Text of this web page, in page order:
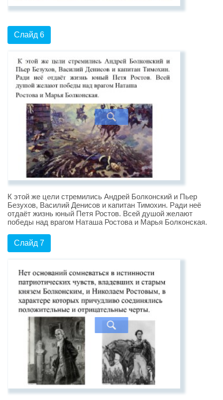
Слайд 6
К этой же цели стремились Андрей Болконский и Пьер
Безухов, Василий Денисов и капитан Тимохин. Ради неё
отдаёт жизнь юный Петя Ростов. Всей душой желают
победы над врагом Наташа Ростова и Марья Болконская.
Слайд 7